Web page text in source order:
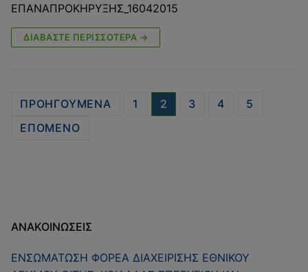
ΕΠΑΝΑΠΡΟΚΗΡΥΞΗΣ_16042015
ΔΙΑΒΆΣΤΕ ΠΕΡΙΣΣΌΤΕΡΑ →
Σελιδοποίηση
άρθρων
ΠΡΟΗΓΟΎΜΕΝΑ 1 2 3 4
5
ΕΠΌΜΕΝΟ
ΑΝΑΚΟΙΝΏΣΕΙΣ
ΕΝΣΩΜΑΤΩΣΗ ΦΟΡΕΑ ΔΙΑΧΕΙΡΙΣΗΣ ΕΘΝΙΚΟΥ